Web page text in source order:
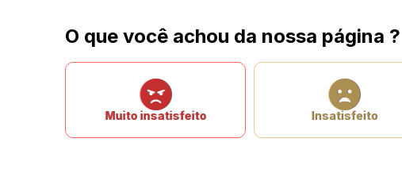
O que você achou da nossa página ?
Muito insatisfeito Insatisfeito